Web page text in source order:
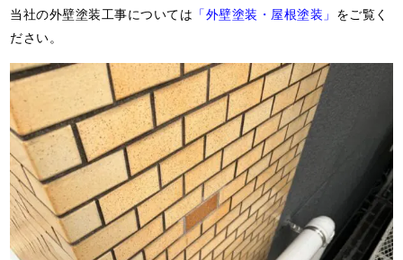
当社の外壁塗装工事については 「外壁塗装・屋根塗装」 をご覧く
ださい。